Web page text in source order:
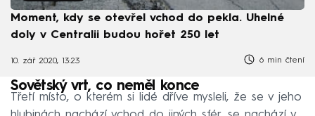
Moment, kdy se otevřel vchod do pekla. Uhelné
doly v Centralii budou hořet 250 let
10. zář 2020, 13:23 6 min čtení
Sovětský vrt, co neměl konce
Třetí místo, o kterém si lidé dříve mysleli, že se v jeho